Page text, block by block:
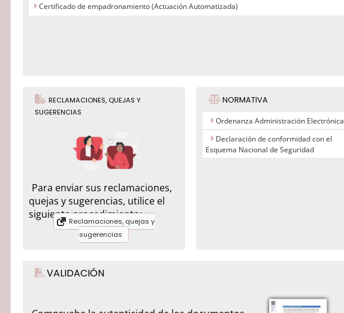
Certificado de empadronamiento (Actuación Automatizada)
RECLAMACIONES, QUEJAS Y
SUGERENCIAS
Para enviar sus reclamaciones,
quejas y sugerencias, utilice el
siguiente procedimiento:
Reclamaciones, quejas y
sugerencias
NORMATIVA
Ordenanza Administración Electrónica
Declaración de conformidad con el
Esquema Nacional de Seguridad
VALIDACIÓN